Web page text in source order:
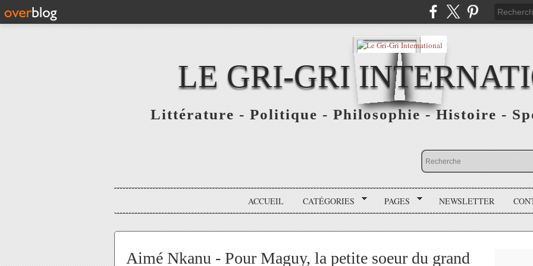
LE GRI-GRI
Littérature - Politique - Philosophie - Histoire -
ACCUEIL CATÉGORIES PAGES NEWSLETTER
Aimé Nkanu - Pour Maguy, la petite soeur du grand